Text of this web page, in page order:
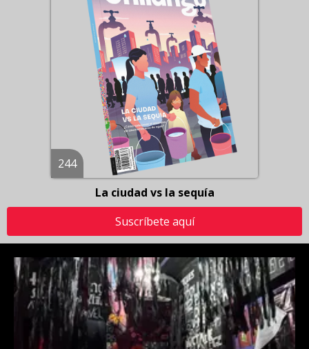
244
La ciudad vs la sequía
Suscríbete aquí